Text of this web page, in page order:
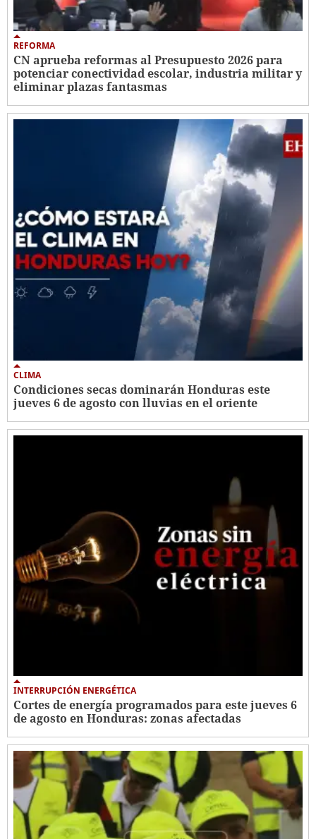
REFORMA
CN aprueba reformas al Presupuesto 2026 para
potenciar conectividad escolar, industria militar y
eliminar plazas fantasmas
CLIMA
Condiciones secas dominarán Honduras este
jueves 6 de agosto con lluvias en el oriente
INTERRUPCIÓN ENERGÉTICA
Cortes de energía programados para este jueves 6
de agosto en Honduras: zonas afectadas